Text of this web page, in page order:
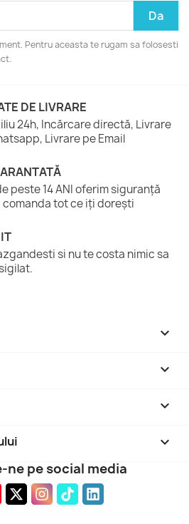
Pentru aceasta te rugam sa folosesti
DE LIVRARE
24h, Incărcare directă, Livrare
Livrare pe Email
peste 14 ANI oferim siguranță
tot ce iți dorești
si nu te costa nimic sa



keyboard_arrow_down
ne pe social media